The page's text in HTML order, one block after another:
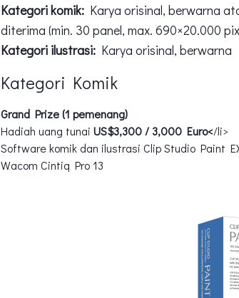
Kategori komik: Karya orisinal, berwarna
diterima (min. 30 panel, max. 690×20.000
Kategori ilustrasi: Karya orisinal, berwarna
Kategori Komik
Grand Prize (1 pemenang)
Hadiah uang tunai US$3,300 / 3,000 Euro</li>
Software komik dan ilustrasi Clip Studio Paint
Wacom Cintiq Pro 13